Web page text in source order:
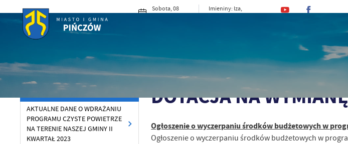
Sobota, 08
Imieniny: Iza,
Powróć do: Czyste Powietrze Dla Mieszkańca Czyste powietrze
CZYSTE POWIETRZE
AKTUALNE DANE O WDRAŻANIU
PROGRAMU CZYSTE POWIETRZE
NA TERENIE NASZEJ GMINY II
KWARTAŁ 2023
DOTACJA NA
Ogłoszenie o wyczerpaniu środków budżetowych w
Ogłoszenie o wyczerpaniu środków budżetowych w